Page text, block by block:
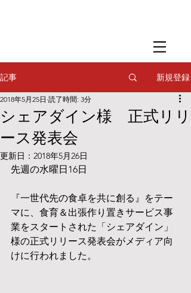
フードスタイリング
記事 新規登録
シェアダイン様 正式リリ
ース発表会
2018年5月25日 読了時間: 3分
更新日： 2018年5月26日
先週の水曜日16日
『一世代先の食卓を共に創る』をテー
マに、食育＆出張作り置きサービス事
業をスタートされた「シェアダイン」
様の正式リリース発表会がメディア向
けに行われました。